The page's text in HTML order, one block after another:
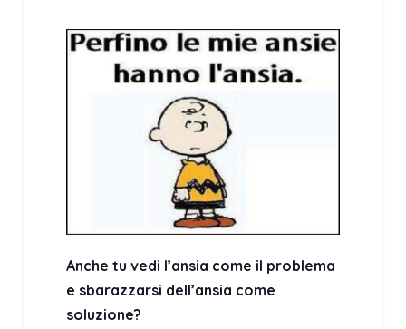
Anche tu vedi l’ansia come il problema
e sbarazzarsi dell’ansia come
soluzione?